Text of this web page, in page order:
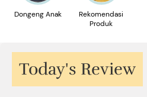
Dongeng Anak
Rekomendasi
Produk
Today's Review